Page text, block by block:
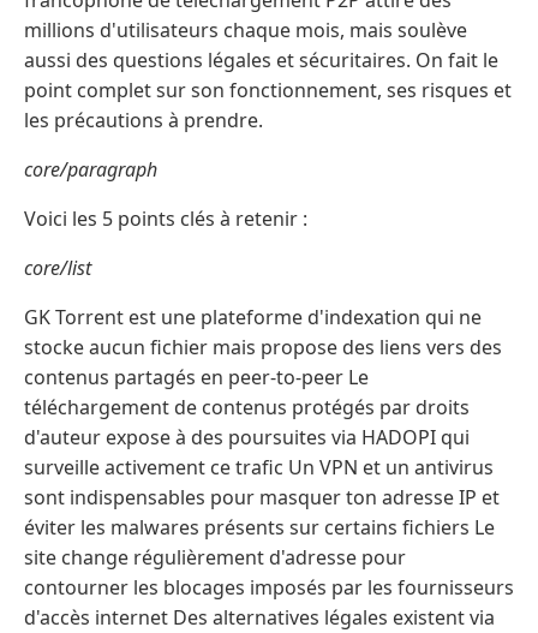
millions d'utilisateurs chaque mois, mais soulève
aussi des questions légales et sécuritaires. On fait le
point complet sur son fonctionnement, ses risques et
les précautions à prendre.
core/paragraph
Voici les 5 points clés à retenir :
core/list
GK Torrent est une plateforme d'indexation qui ne
stocke aucun fichier mais propose des liens vers des
contenus partagés en peer-to-peer Le
téléchargement de contenus protégés par droits
d'auteur expose à des poursuites via HADOPI qui
surveille activement ce trafic Un VPN et un antivirus
sont indispensables pour masquer ton adresse IP et
éviter les malwares présents sur certains fichiers Le
site change régulièrement d'adresse pour
contourner les blocages imposés par les fournisseurs
d'accès internet Des alternatives légales existent via